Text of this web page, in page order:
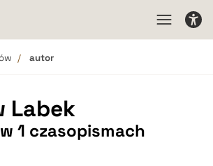
autor
Labek
1 czasopismach